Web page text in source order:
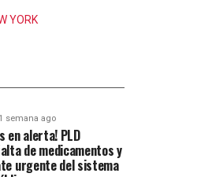
YORK
1 semana ago
en alerta! PLD
de medicamentos y
urgente del sistema